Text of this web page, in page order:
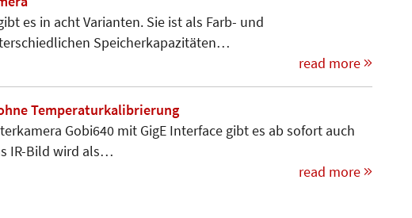
es in acht Varianten. Sie ist als Farb- und
Speicherkapazitäten…
read more
Temperaturkalibrierung
Gobi640 mit GigE Inter­face gibt es ab sofort auch
IR-Bild wird als…
read more